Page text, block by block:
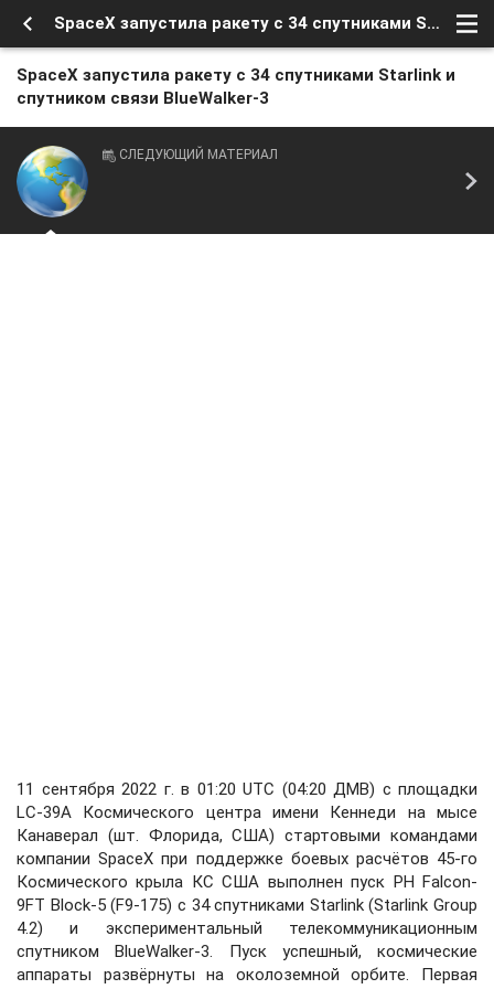
SpaceX запустила ракету с 34 спутниками Starlink и спутником связи BlueWalker-3
SpaceX запустила ракету с 34 спутниками Starlink и
спутником связи BlueWalker-3
СЛЕДУЮЩИЙ МАТЕРИАЛ
11 сентября 2022 г. в 01:20 UTC (04:20 ДМВ) с площадки
LC-39A Космического центра имени Кеннеди на мысе
Канаверал (шт. Флорида, США) стартовыми командами
компании SpaceX при поддержке боевых расчётов 45-го
Космического крыла КС США выполнен пуск РН Falcon-
9FT Block-5 (F9-175) с 34 спутниками Starlink (Starlink Group
4.2) и экспериментальный телекоммуникационным
спутником BlueWalker-3. Пуск успешный, космические
аппараты развёрнуты на околоземной орбите. Первая